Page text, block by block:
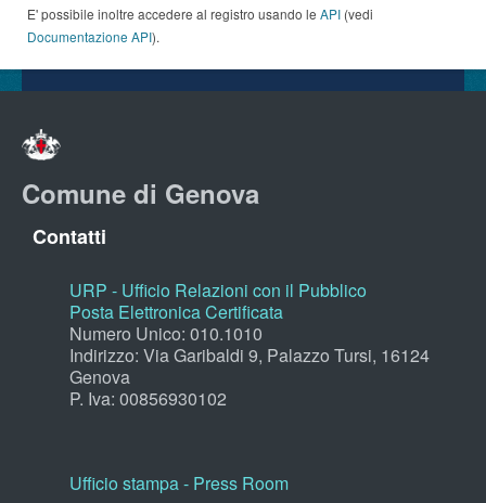
E' possibile inoltre accedere al registro usando le API (vedi
Documentazione API).
Comune di Genova
Contatti
URP - Ufficio Relazioni con il Pubblico
Posta Elettronica Certificata
Numero Unico: 010.1010
Indirizzo: Via Garibaldi 9, Palazzo Tursi, 16124
Genova
P. Iva: 00856930102
Ufficio stampa - Press Room